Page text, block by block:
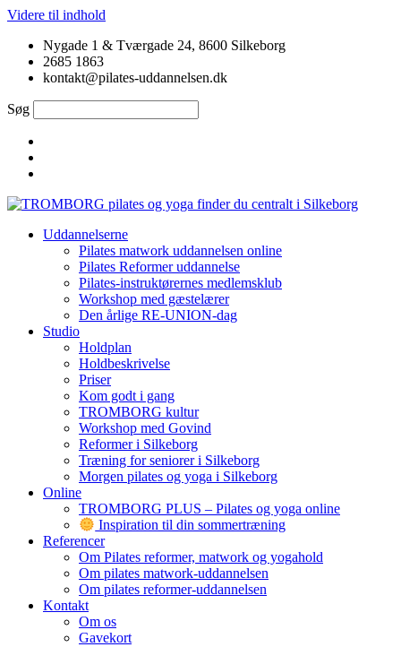
Videre til indhold
Nygade 1 & Tværgade 24, 8600 Silkeborg
2685 1863
kontakt@pilates-uddannelsen.dk
Søg
Uddannelserne
Pilates matwork uddannelsen online
Pilates Reformer uddannelse
Pilates-instruktørernes medlemsklub
Workshop med gæstelærer
Den årlige RE-UNION-dag
Studio
Holdplan
Holdbeskrivelse
Priser
Kom godt i gang
TROMBORG kultur
Workshop med Govind
Reformer i Silkeborg
Træning for seniorer i Silkeborg
Morgen pilates og yoga i Silkeborg
Online
TROMBORG PLUS – Pilates og yoga online
Inspiration til din sommertræning
Referencer
Om Pilates reformer, matwork og yogahold
Om pilates matwork-uddannelsen
Om pilates reformer-uddannelsen
Kontakt
Om os
Gavekort